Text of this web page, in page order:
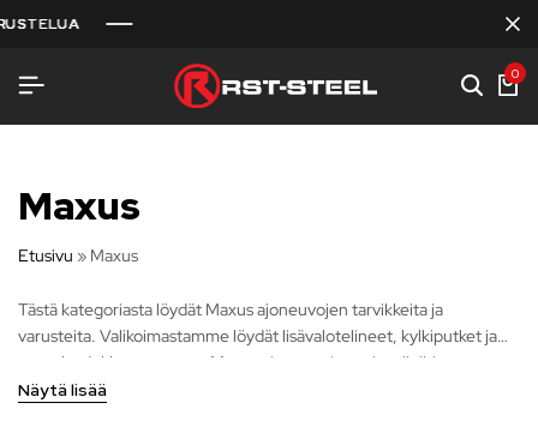
0
Maxus
Etusivu » Maxus
Tästä kategoriasta löydät Maxus ajoneuvojen tarvikkeita ja
varusteita. Valikoimastamme löydät lisävalotelineet, kylkiputket ja
muut laadukkaat tuotteet Maxus ajoneuvojen eri malleihin.
Verkkokauppamme tarjoaa sinulle helpon tavan löytää ja tilata juuri
Näytä lisää